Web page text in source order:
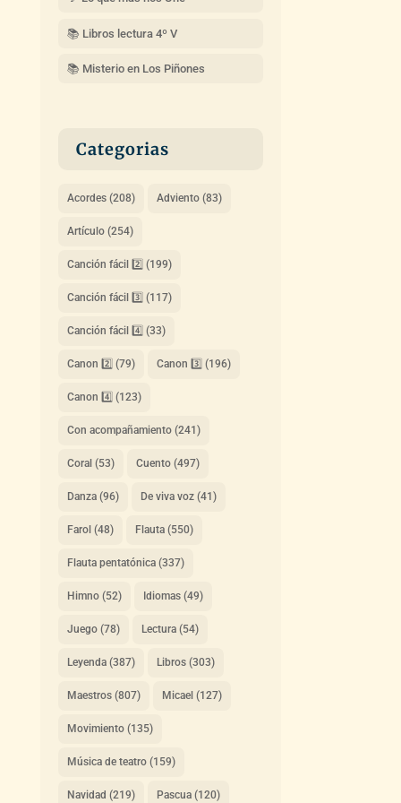
📚 Libros lectura 4º V
📚 Misterio en Los Piñones
Categorias
Acordes(208) Adviento(83)
Artículo(254)
Canción fácil 2️⃣ (199)
Canción fácil 3️⃣ (117)
Canción fácil 4️⃣ (33)
Canon 2️⃣ (79) Canon 3️⃣ (196)
Canon 4️⃣ (123)
Con acompañamiento(241)
Coral (53) Cuento(497)
Danza(96) De viva voz(41)
Farol (48) Flauta(550)
Flauta pentatónica(337)
Himno(52) Idiomas(49)
Juego(78) Lectura(54)
Leyenda(387) Libros(303)
Maestros(807) Micael (127)
Movimiento(135)
Música de teatro(159)
Navidad (219) Pascua(120)